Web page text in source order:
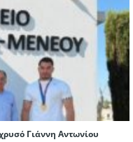
Γιάννη Αντωνίου